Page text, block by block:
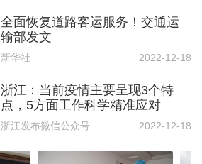
全面恢复道路客运服务！交通运
输部发文
新华社 2022-12-18
浙江：当前疫情主要呈现3个特
点，5方面工作科学精准应对
浙江发布微信公众号 2022-12-18